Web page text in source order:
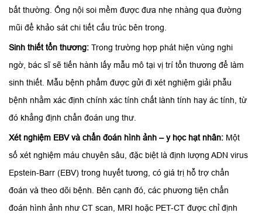
bất thường. Ống nội soi mềm được đưa nhẹ nhàng qua đường
mũi để khảo sát chi tiết cấu trúc bên trong.
Sinh thiết tổn thương: Trong trường hợp phát hiện vùng nghi
ngờ, bác sĩ sẽ tiến hành lấy mẫu mô tại vị trí tổn thương để làm
sinh thiết. Mẫu bệnh phẩm được gửi đi xét nghiệm giải phẫu
bệnh nhằm xác định chính xác tính chất lành tính hay ác tính, từ
đó khẳng định chẩn đoán ung thư.
Xét nghiệm EBV và chẩn đoán hình ảnh – y học hạt nhân: Một
số xét nghiệm máu chuyên sâu, đặc biệt là định lượng ADN virus
Epstein-Barr (EBV) trong huyết tương, có giá trị hỗ trợ chẩn
đoán và theo dõi bệnh. Bên cạnh đó, các phương tiện chẩn
đoán hình ảnh như CT scan, MRI hoặc PET-CT được chỉ định